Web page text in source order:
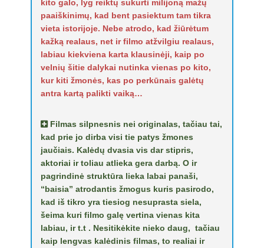
kito galo, lyg reiktų sukurti milijoną mažų
paaiškinimų, kad bent pasiektum tam tikra
vieta istorijoje. Nebe atrodo, kad žiūrėtum
kažką realaus, net ir filmo atžvilgiu realaus,
labiau kiekviena karta klausinėji, kaip po
velnių šitie dalykai nutinka vienas po kito,
kur kiti žmonės, kas po perkūnais galėtų
antra kartą palikti vaiką…
Filmas silpnesnis nei originalas, tačiau tai,
kad prie jo dirba visi tie patys žmones
jaučiais. Kalėdų dvasia vis dar stipris,
aktoriai ir toliau atlieka gera darbą. O ir
pagrindinė struktūra lieka labai panaši,
“baisia” atrodantis žmogus kuris pasirodo,
kad iš tikro yra tiesiog nesuprasta siela,
šeima kuri filmo galę vertina vienas kita
labiau, ir t.t . Nesitikėkite nieko daug, tačiau
kaip lengvas kalėdinis filmas, to realiai ir